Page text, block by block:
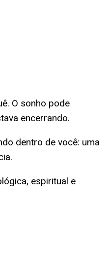
O sonho pode
encerrando.
dentro de você: uma
espiritual e